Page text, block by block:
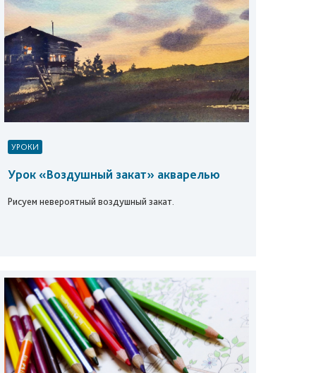
УРОКИ
Урок «Воздушный закат» акварелью
Рисуем невероятный воздушный закат.